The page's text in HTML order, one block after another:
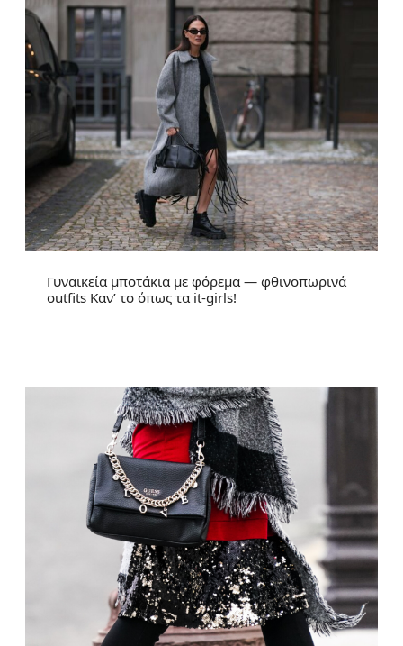
Γυναικεία μποτάκια με φόρεμα — φθινοπωρινά
outfits Καν’ το όπως τα it-girls!